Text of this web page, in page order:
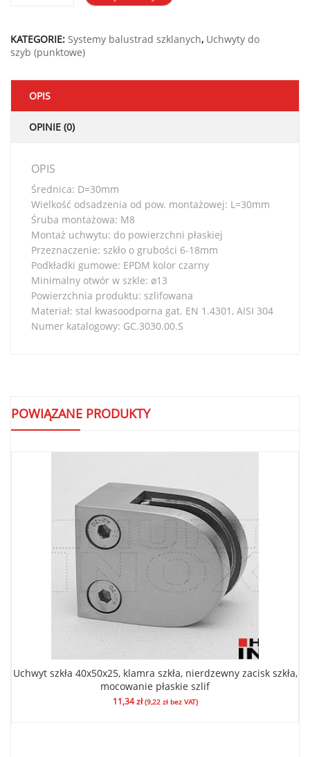
KATEGORIE: Systemy balustrad szklanych, Uchwyty do
szyb (punktowe)
OPIS
OPINIE (0)
OPIS
Średnica: D=30mm
Wielkość odsadzenia od pow. montażowej: L=30mm
Śruba montażowa: M8
Montaż uchwytu: do powierzchni płaskiej
Przeznaczenie: szkło o grubości 6-18mm
Podkładki gumowe: EPDM kolor czarny
Minimalny otwór w szkle: ø13
Powierzchnia produktu: szlifowana
Materiał: stal kwasoodporna gat. EN 1.4301, AISI 304
Numer katalogowy: GC.3030.00.S
POWIĄZANE PRODUKTY
Uchwyt szkła 40x50x25, klamra szkła, nierdzewny zacisk szkła,
mocowanie płaskie szlif
11,34zł (9,22 złbez VAT)